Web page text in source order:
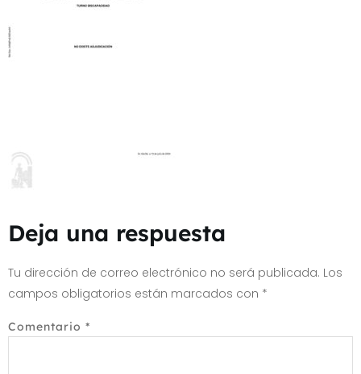
Deja una respuesta
Tu dirección de correo electrónico no será publicada. Los
campos obligatorios están marcados con *
Comentario *